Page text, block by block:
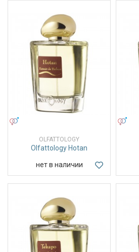
OLFATTOLOGY
Olfattology Hotan
нет в наличии